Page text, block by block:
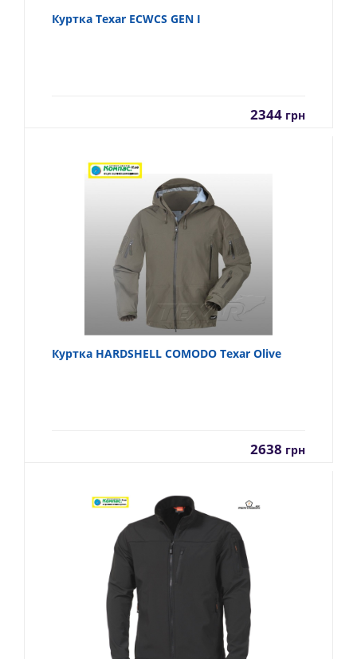
Куртка Texar ECWCS GEN I
2344 грн
Куртка HARDSHELL COMODO Texar Olive
2638 грн